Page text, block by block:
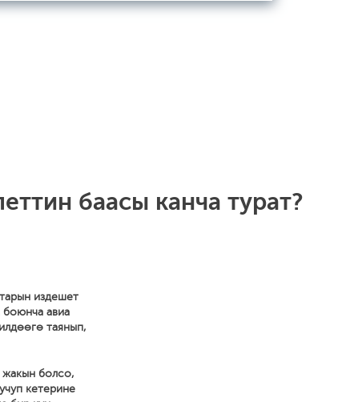
баасы канча турат?
издешет
боюнча авиа
таянып,
жакын болсо,
кетерине